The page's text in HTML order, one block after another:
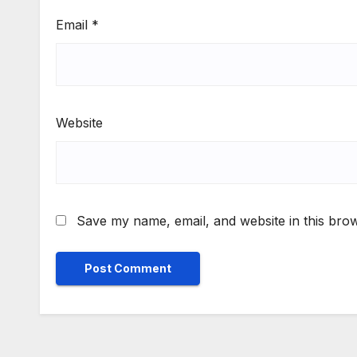
Email *
Website
Save my name, email, and website in this